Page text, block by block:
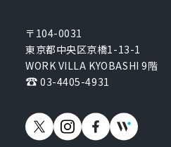
〒104-0031
東京都中央区京橋1-13-1
WORK VILLA KYOBASHI 9階
03-4405-4931